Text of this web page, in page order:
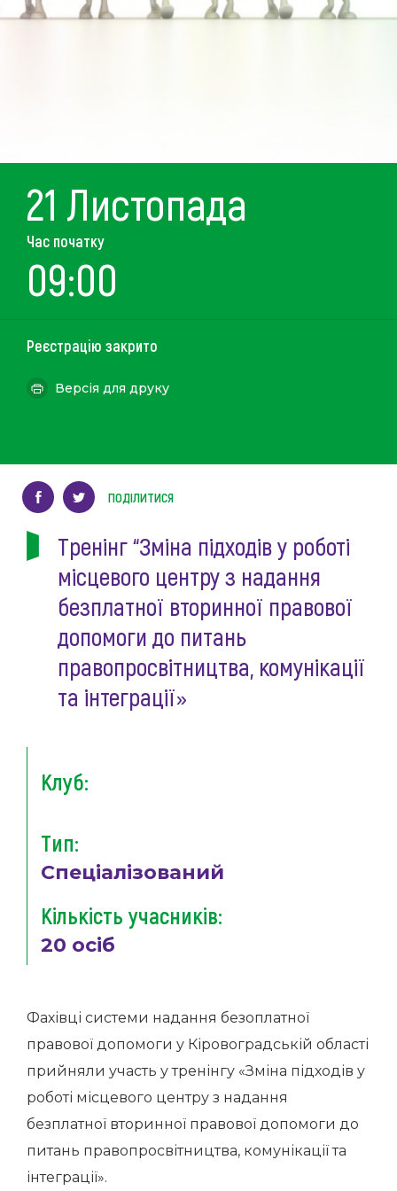
Тренінг “Зміна підходів у роботі
місцевого центру з надання
безплатної вторинної правової
допомоги до питань
правопросвітництва, комунікації
та інтеграції»
Клуб:
Тип:
Спеціалізований
Кількість учасників:
20 осіб
Фахівці системи надання безоплатної
правової допомоги у Кіровоградській області
прийняли участь у тренінгу «Зміна підходів у
роботі місцевого центру з надання
безплатної вторинної правової допомоги до
питань правопросвітництва, комунікації та
інтеграції».
21 Листопада
Час початку
09:00
Реєстрацію закрито
Версія для друку
ПОДІЛИТИСЯ